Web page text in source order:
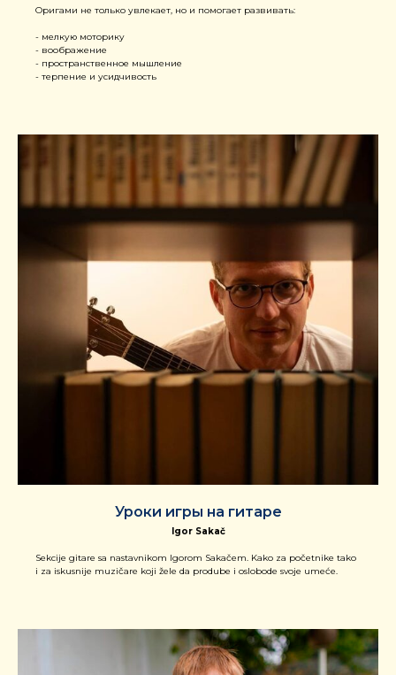
Оригами не только увлекает, но и помогает развивать:
- мелкую моторику
- воображение
- пространственное мышление
- терпение и усидчивость
Уроки игры на гитаре
Igor Sakač
Sekcije gitare sa nastavnikom Igorom Sakačem. Kako za početnike tako
i za iskusnije muzičare koji žele da prodube i oslobode svoje umeće.